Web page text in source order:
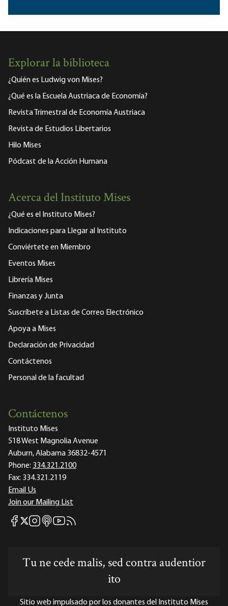
Explorar la biblioteca
¿Quién es Ludwig von Mises?
¿Qué es la Escuela Austriaca de Economía?
Revista Trimestral de Economía Austriaca
Revista de Estudios Libertarios
Hilo Mises
Pódcast de la Acción Humana
Acerca del Instituto Mises
¿Qué es el Instituto Mises?
Indicaciones para Llegar al Instituto
Conviértete en Miembro
Eventos Mises
Librería Mises
Finanzas y Junta
Suscríbete a Listas de Correo Electrónico
Apoya a Mises
Declaración de Privacidad
Contáctenos
Personal de la facultad
Contáctenos
Instituto Mises
518 West Magnolia Avenue
Auburn, Alabama 36832-4571
Phone: 334.321.2100
Fax: 334.321.2119
Email Us
Join our Mailing List
Mises Facebook
Mises X
Mises Instagram
Mises itunes
Mises Youtube
Mises RSS feed
Tu ne cede malis, sed contra audentior
ito
Sitio web impulsado por los donantes del Instituto Mises